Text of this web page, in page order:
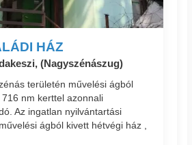
HÁZ
(Nagyszénászug)
területén művelési ágból
nm kerttel azonnali
Az ingatlan nyilvántartási
ágból kivett hétvégi ház ,